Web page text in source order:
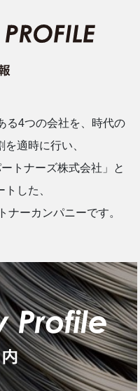
る4つの会社を、時代の
適時に行い、
トナーズ株式会社」と
した、
ナーカンパニーです。